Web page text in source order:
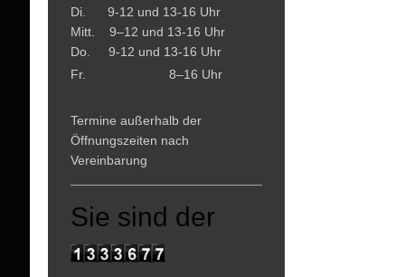
Di. 9-12 und 13-16 Uhr
Mitt. 9–12 und 13-16 Uhr
Do. 9-12 und 13-16 Uhr
Fr. 8–16 Uhr
Termine außerhalb der
Öffnungszeiten nach
Vereinbarung
Sie sind der